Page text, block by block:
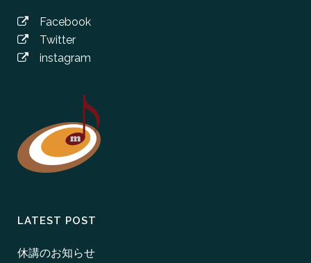
Facebook
Twitter
instagram
LATEST POST
休講のお知らせ